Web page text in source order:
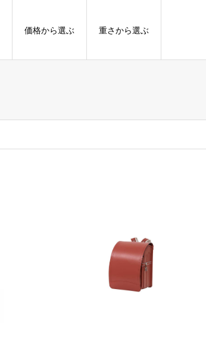
価格から選ぶ 重さから選ぶ